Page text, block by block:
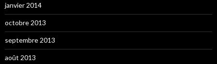
janvier 2014
octobre 2013
septembre 2013
août 2013